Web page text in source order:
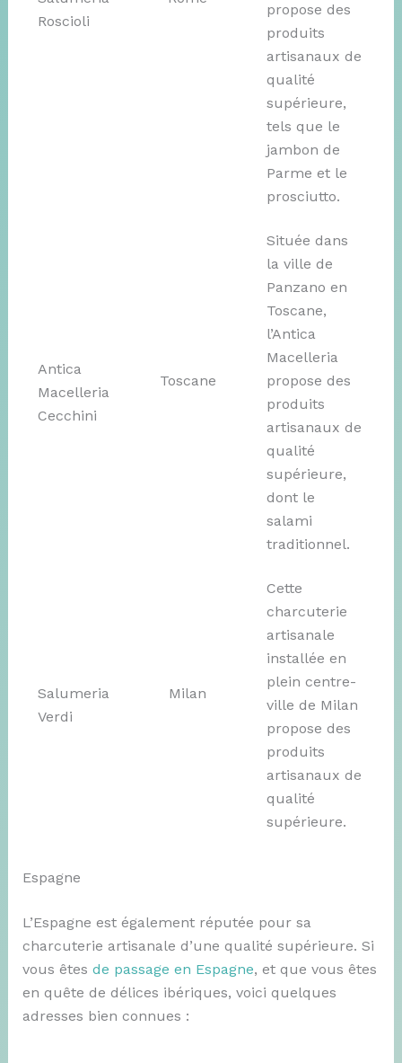
Roscioli
propose des
produits
artisanaux de
qualité
supérieure,
tels que le
jambon de
Parme et le
prosciutto.
Antica
Macelleria
Cecchini
Toscane
Située dans
la ville de
Panzano en
Toscane,
l’Antica
Macelleria
propose des
produits
artisanaux de
qualité
supérieure,
dont le
salami
traditionnel.
Salumeria
Verdi
Milan
Cette
charcuterie
artisanale
installée en
plein centre-
ville de Milan
propose des
produits
artisanaux de
qualité
supérieure.
Espagne
L’Espagne est également réputée pour sa
charcuterie artisanale d’une qualité supérieure. Si
vous êtes de passage en Espagne, et que vous êtes
en quête de délices ibériques, voici quelques
adresses bien connues :